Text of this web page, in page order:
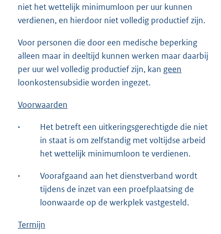
niet het wettelijk minimumloon per uur kunnen
verdienen, en hierdoor niet volledig productief zijn.
Voor personen die door een medische beperking
alleen maar in deeltijd kunnen werken maar daarbij
per uur wel volledig productief zijn, kan geen
loonkostensubsidie worden ingezet.
Voorwaarden
·
Het betreft een uitkeringsgerechtigde die niet
in staat is om zelfstandig met voltijdse arbeid
het wettelijk minimumloon te verdienen.
·
Voorafgaand aan het dienstverband wordt
tijdens de inzet van een proefplaatsing de
loonwaarde op de werkplek vastgesteld.
Termijn